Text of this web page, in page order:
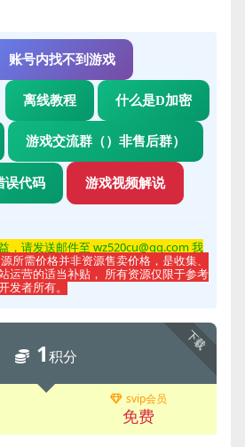
账号内找不到游戏
离线教程 什么是D加密
游戏交流群（）非售后群）
误代码 游戏视频解说
，请发送邮件至 wz520cu@qq.com 我
源所需价格并非资源售卖价格，是收集、
运营的适当补贴， 所有资源仅限于参考
发者所有。
下载
1积分
svip会员
免费